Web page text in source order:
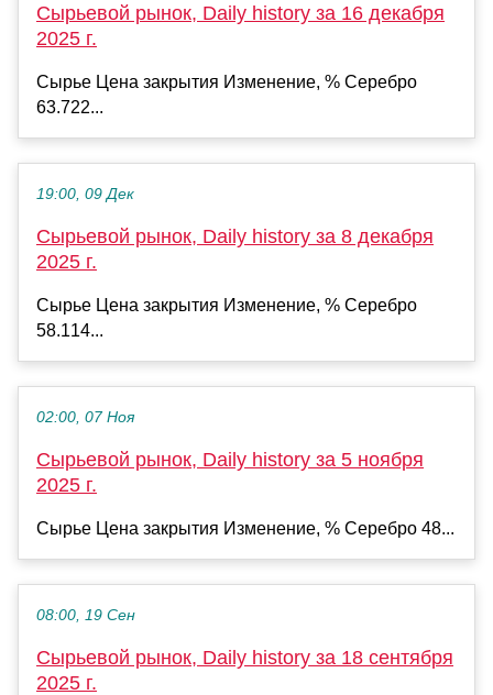
Сырьевой рынок, Daily history за 16 декабря
2025 г.
Сырье Цена закрытия Изменение, % Серебро
63.722...
19:00, 09 Дек
Сырьевой рынок, Daily history за 8 декабря
2025 г.
Сырье Цена закрытия Изменение, % Серебро
58.114...
02:00, 07 Ноя
Сырьевой рынок, Daily history за 5 ноября
2025 г.
Сырье Цена закрытия Изменение, % Серебро 48...
08:00, 19 Сен
Сырьевой рынок, Daily history за 18 сентября
2025 г.